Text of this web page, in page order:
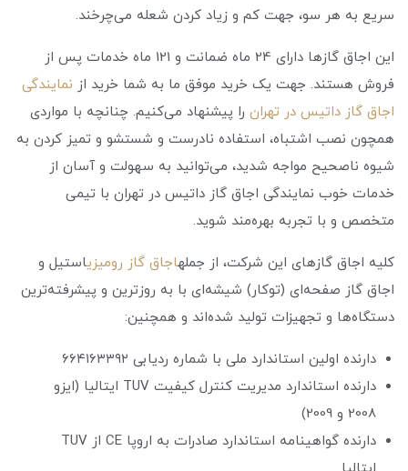
سریع به هر سو، جهت کم و زیاد کردن شعله می‌چرخند.
این اجاق گازها دارای 24 ماه ضمانت و 121 ماه خدمات پس از
فروش هستند. جهت یک خرید موفق ما به شما خرید از نمایندگی
اجاق گاز داتیس در تهران را پیشنهاد می‌کنیم. چنانچه با مواردی
همچون نصب اشتباه، استفاده نادرست و شستشو و تمیز کردن به
شیوه ناصحیح مواجه شدید، می‌توانید به سهولت و آسان از
خدمات خوب نمایندگی اجاق گاز داتیس در تهران با تیمی
متخصص و با تجربه بهره‌مند شوید.
کلیه اجاق گازهای این شرکت، از جملهاجاق گاز رومیزیاستیل و
اجاق گاز صفحه‌ای (توکار) شیشه‌ای با به روزترین و پیشرفته‌ترین
دستگاه‌ها و تجهیزات تولید شده‌اند و همچنین:
دارنده اولین استاندارد ملی با شماره ردیابی ۶۶۴۱۶۳۳۹۲
دارنده استاندارد مدیریت کنترل کیفیت TUV ایتالیا (ایزو
2008 و 2009)
دارنده گواهینامه استاندارد صادرات به اروپا CE از TUV